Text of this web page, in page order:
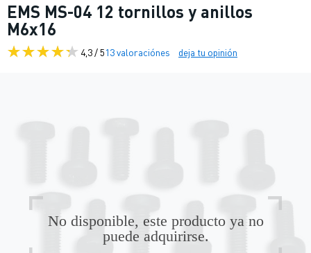
EMS MS-04 12 tornillos y anillos
M6x16
4,3 / 513 valoraciónes deja tu opinión
No disponible, este producto ya no
puede adquirirse.